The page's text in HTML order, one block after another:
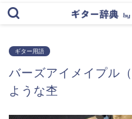
ギター用語
バーズアイメイプル
ような杢